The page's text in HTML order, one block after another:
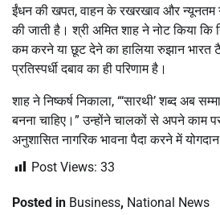
ईंधन की खपत, वाहन के रखरखाव और न्यूनतम
की जाती है। श्री अमित शाह ने नोट किया कि
कम करने या छूट देने का हालिया रुझान भारत
प्रतिस्पर्धी दबाव का ही परिणाम है।
शाह ने निष्कर्ष निकाला, “‘सारथी’ शब्द अब
बनना चाहिए।” उन्होंने चालकों से अपने काम
अनुशासित नागरिक भावना पैदा करने में
Post Views: 33
Posted in Business, National News